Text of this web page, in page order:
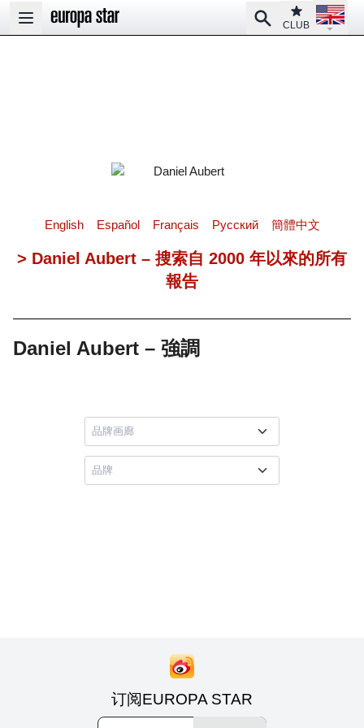
Open main menu
SearchClub
CLUB
Open
English Español Français Pусский 簡體中文
> Daniel Aubert – 搜索自 2000 年以來的所有
報告
Daniel Aubert – 強調
订阅EUROPA STAR